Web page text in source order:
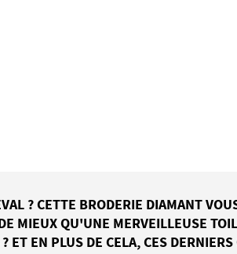
? CETTE BRODERIE DIAMANT
MIEUX QU'UNE MERVEILLEUSE
ET EN PLUS DE CELA, CES